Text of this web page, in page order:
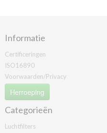
Informatie
Certificeringen
ISO16890
Voorwaarden/Privacy
Herroeping
Categorieën
Luchtfilters